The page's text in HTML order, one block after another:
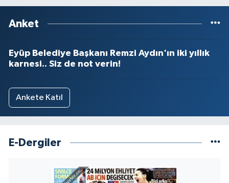
Anket
Eyüp Belediye Başkanı Remzi Aydın'ın iki yıllık
karnesi.. Siz de not verin!
Ankete Katıl
E-Dergiler